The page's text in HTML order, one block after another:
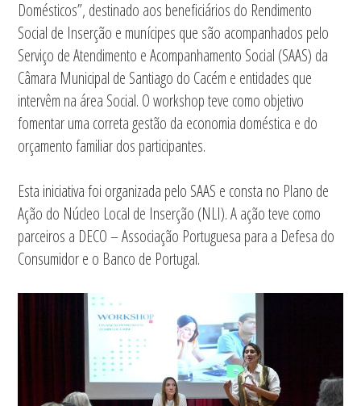
Domésticos”, destinado aos beneficiários do Rendimento
Social de Inserção e munícipes que são acompanhados pelo
Serviço de Atendimento e Acompanhamento Social (SAAS) da
Câmara Municipal de Santiago do Cacém e entidades que
intervêm na área Social. O workshop teve como objetivo
fomentar uma correta gestão da economia doméstica e do
orçamento familiar dos participantes.
Esta iniciativa foi organizada pelo SAAS e consta no Plano de
Ação do Núcleo Local de Inserção (NLI). A ação teve como
parceiros a DECO – Associação Portuguesa para a Defesa do
Consumidor e o Banco de Portugal.